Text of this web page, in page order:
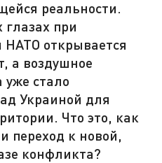
реальности.
при
НАТО открывается
а воздушное
уже стало
Украиной для
Что это, как
переход к новой,
конфликта?